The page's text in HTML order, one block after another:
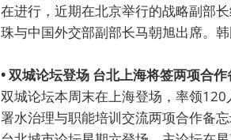
在进行，近期在北京举行的战略副部
珠与中国外交部副部长马朝旭出席。
• 双城论坛登场 台北上海将签两项合作
双城论坛本周末在上海登场，率领
署水治理与职能培训交流两项合作备